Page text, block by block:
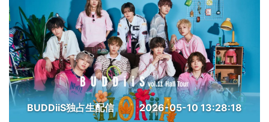
BUDDiiS独占生配信 2026-05-10 13:28:18